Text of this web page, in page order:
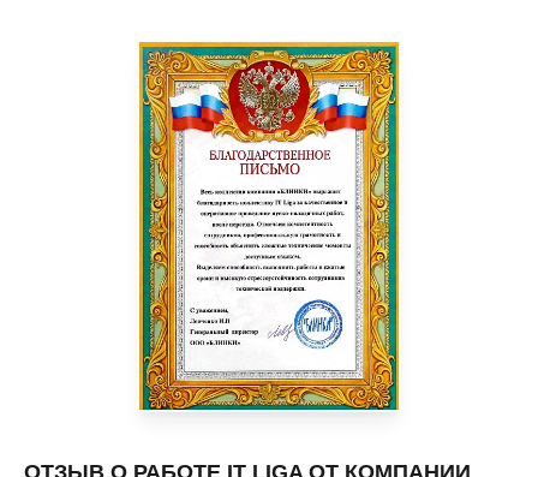
ОТЗЫВ О РАБОТЕ IT LIGA ОТ КОМПАНИИ